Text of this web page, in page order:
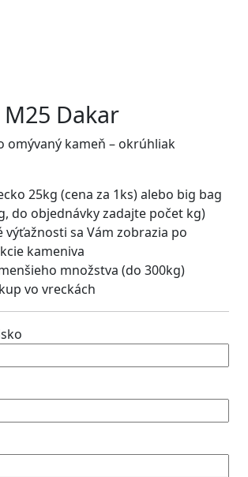
Dakar
omývaný kameň – okrúhliak
25kg (cena za 1ks) alebo big bag
do objednávky zadajte počet kg)
výťažnosti sa Vám zobrazia po
kameniva
množstva (do 300kg)
vo vreckách